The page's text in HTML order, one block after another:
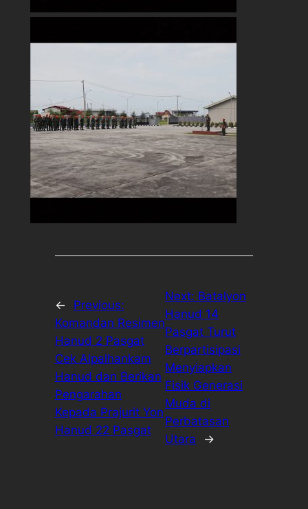
←
Previous:
Komandan Resimen
Hanud 2 Pasgat
Cek Alpalhankam
Hanud dan Berikan
Pengarahan
Kepada Prajurit Yon
Hanud 22 Pasgat
Next: Batalyon
Hanud 14
Pasgat Turut
Berpartisipasi
Menyiapkan
Fisik Generasi
Muda di
Perbatasan
Utara
→